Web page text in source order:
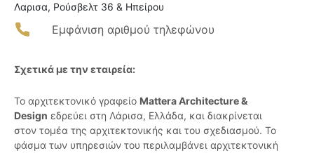
Λαρισα, Ρούσβελτ 36 & Ηπείρου
Εμφάνιση αριθμού τηλεφώνου
Σχετικά με την εταιρεία:
Το αρχιτεκτονικό γραφείο Mattera Architecture &
Design εδρεύει στη Λάρισα, Ελλάδα, και διακρίνεται
στον τομέα της αρχιτεκτονικής και του σχεδιασμού. Το
φάσμα των υπηρεσιών του περιλαμβάνει αρχιτεκτονική